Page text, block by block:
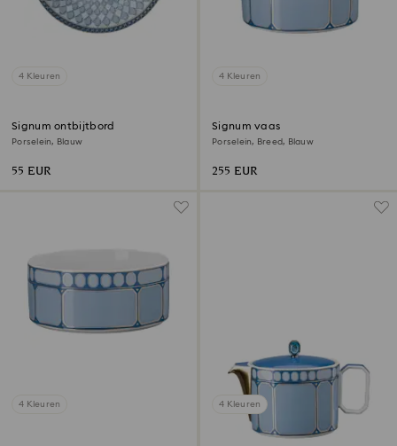
4 Kleuren
Signum ontbijtbord
Porselein, Blauw
55 EUR
4 Kleuren
Signum vaas
Porselein, Breed, Blauw
255 EUR
4 Kleuren 4 Kleuren